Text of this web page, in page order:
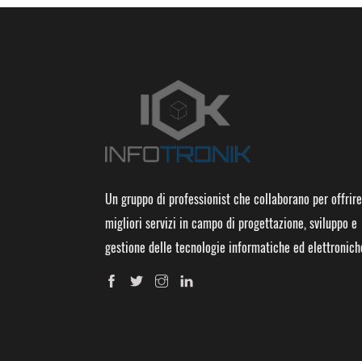
Un gruppo di professionist che collaborano per
migliori servizi in campo di progettazione, sviluppo e
gestione delle tecnologie informatiche ed